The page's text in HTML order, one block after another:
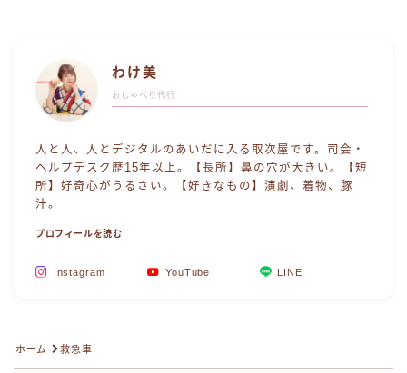
わけ美
おしゃべり代行
人と人、人とデジタルのあいだに入る取次屋です。司会・
ヘルプデスク歴15年以上。【長所】鼻の穴が大きい。【短
所】好奇心がうるさい。【好きなもの】演劇、着物、豚
汁。
プロフィールを読む
Instagram YouTube LINE
ホーム 救急車